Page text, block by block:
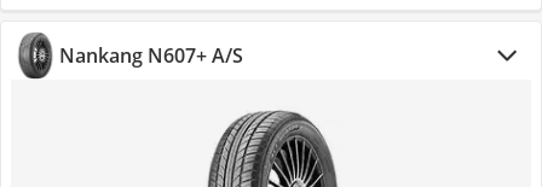
Nankang N607+ A/S